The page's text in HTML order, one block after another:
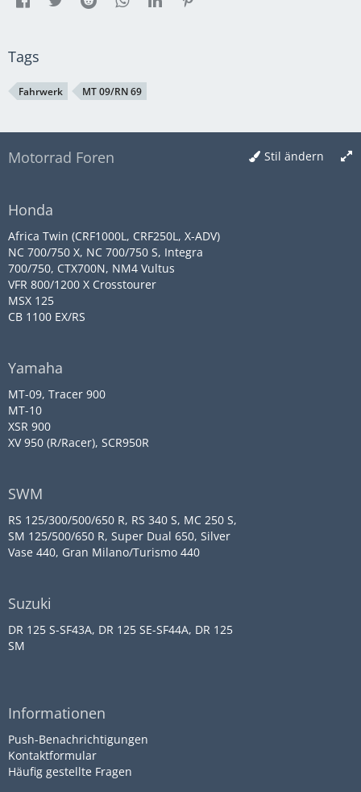
Tags
Fahrwerk MT 09/RN 69
Stil ändern
Motorrad Foren
Honda
Africa Twin (CRF1000L, CRF250L, X-ADV)
NC 700/750 X, NC 700/750 S, Integra
700/750, CTX700N, NM4 Vultus
VFR 800/1200 X Crosstourer
MSX 125
CB 1100 EX/RS
Yamaha
MT-09, Tracer 900
MT-10
XSR 900
XV 950 (R/Racer), SCR950R
SWM
RS 125/300/500/650 R, RS 340 S, MC 250 S,
SM 125/500/650 R, Super Dual 650, Silver
Vase 440, Gran Milano/Turismo 440
Suzuki
DR 125 S-SF43A, DR 125 SE-SF44A, DR 125
SM
Informationen
Push-Benachrichtigungen
Kontaktformular
Häufig gestellte Fragen